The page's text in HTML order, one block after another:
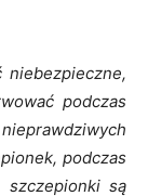
niebezpieczne,
podczas
podczas
są